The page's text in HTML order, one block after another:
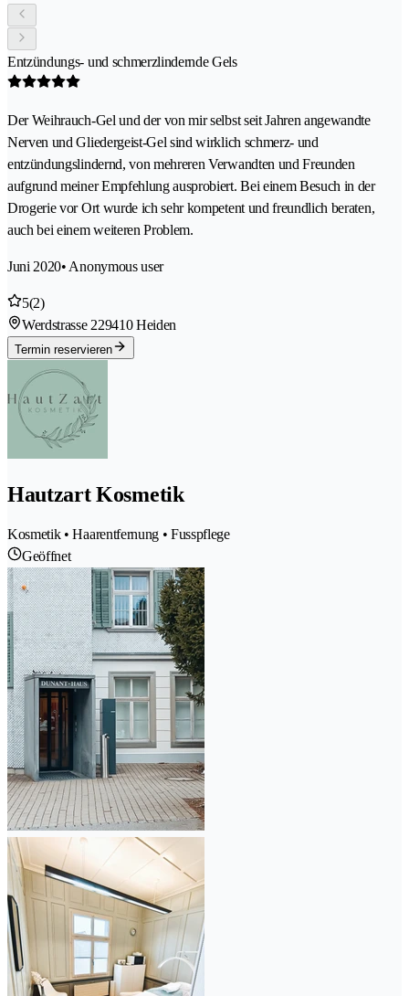
Entzündungs- und schmerzlindernde Gels
Der Weihrauch-Gel und der von mir selbst seit Jahren angewandte
Nerven und Gliedergeist-Gel sind wirklich schmerz- und
entzündungslindernd, von mehreren Verwandten und Freunden
aufgrund meiner Empfehlung ausprobiert. Bei einem Besuch in der
Drogerie vor Ort wurde ich sehr kompetent und freundlich beraten,
auch bei einem weiteren Problem.
Juni 2020• Anonymous user
5(2)
Werdstrasse 229410 Heiden
Termin reservieren
Hautzart Kosmetik
Kosmetik • Haarentfernung • Fusspflege
Geöffnet